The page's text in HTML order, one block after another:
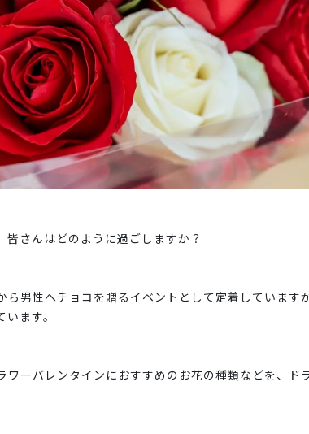
さんはどのように過ごしますか？
男性へチョコを贈るイベントとして定着しています
ます。
ワーバレンタインにおすすめのお花の種類などを、ド